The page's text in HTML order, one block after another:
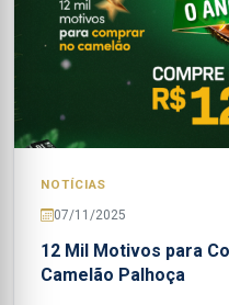
NOTÍCIAS
07/11/2025
12 Mil Motivos para
Camelão Palhoça